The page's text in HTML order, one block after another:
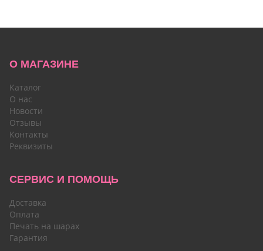
О МАГАЗИНЕ
Каталог
О нас
Новости
Отзывы
Контакты
Реквизиты
СЕРВИС И ПОМОЩЬ
Доставка
Оплата
Печать на шарах
Гарантия